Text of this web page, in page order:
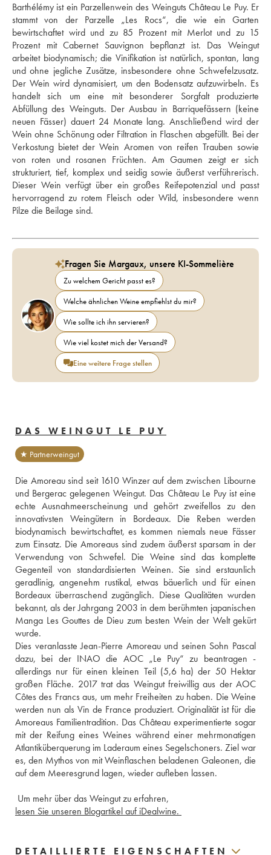
Barthélémy ist ein Parzellenwein des Weinguts Château Le Puy. Er
stammt von der Parzelle „Les Rocs“, die wie ein Garten
bewirtschaftet wird und zu 85 Prozent mit Merlot und zu 15
Prozent mit Cabernet Sauvignon bepflanzt ist. Das Weingut
arbeitet biodynamisch; die Vinifikation ist natürlich, spontan, lang
und ohne jegliche Zusätze, insbesondere ohne Schwefelzusatz.
Der Wein wird dynamisiert, um den Bodensatz aufzuwirbeln. Es
handelt sich um eine mit besonderer Sorgfalt produzierte
Abfüllung des Weinguts. Der Ausbau in Barriquefässern (keine
neuen Fässer) dauert 24 Monate lang. Anschließend wird der
Wein ohne Schönung oder Filtration in Flaschen abgefüllt. Bei der
Verkostung bietet der Wein Aromen von reifen Trauben sowie
von roten und rosanen Früchten. Am Gaumen zeigt er sich
strukturiert, tief, komplex und seidig sowie äußerst verführerisch.
Dieser Wein verfügt über ein großes Reifepotenzial und passt
hervorragend zu rotem Fleisch oder Wild, insbesondere wenn
Pilze die Beilage sind.
Fragen Sie Margaux, unsere KI-Sommelière
Zu welchem Gericht passt es?
Welche ähnlichen Weine empfiehlst du mir?
Wie sollte ich ihn servieren?
Wie viel kostet mich der Versand?
Eine weitere Frage stellen
DAS WEINGUT LE PUY
★ Partnerweingut
Die Amoreau sind seit 1610 Winzer auf dem zwischen Libourne
und Bergerac gelegenen Weingut. Das Château Le Puy ist eine
echte Ausnahmeerscheinung und gehört zweifellos zu den
innovativsten Weingütern in Bordeaux. Die Reben werden
biodynamisch bewirtschaftet, es kommen niemals neue Fässer
zum Einsatz. Die Amoreaus sind zudem äußerst sparsam in der
Verwendung von Schwefel. Die Weine sind das komplette
Gegenteil von standardisierten Weinen. Sie sind erstaunlich
geradlinig, angenehm rustikal, etwas bäuerlich und für einen
Bordeaux überraschend zugänglich. Diese Qualitäten wurden
bekannt, als der Jahrgang 2003 in dem berühmten japanischen
Manga Les Gouttes de Dieu zum besten Wein der Welt gekürt
wurde.
Dies veranlasste Jean-Pierre Amoreau und seinen Sohn Pascal
dazu, bei der INAO die AOC „Le Puy“ zu beantragen -
allerdings nur für einen kleinen Teil (5,6 ha) der 50 Hektar
großen Fläche. 2017 trat das Weingut freiwillig aus der AOC
Côtes des Francs aus, um mehr Freiheiten zu haben. Die Weine
werden nun als Vin de France produziert. Originalität ist für die
Amoreaus Familientradition. Das Château experimentierte sogar
mit der Reifung eines Weines während einer mehrmonatigen
Atlantiküberquerung im Laderaum eines Segelschoners. Ziel war
es, den Mythos von mit Weinflaschen beladenen Galeonen, die
Um mehr über das Weingut zu erfahren,
DETAILLIERTE EIGENSCHAFTEN